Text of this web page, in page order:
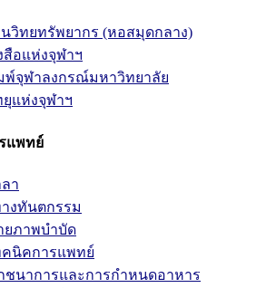
วิทยทรัพยากร (หอสมุดกลาง)
อแห่งจุฬาฯ
พ์จุฬาลงกรณ์มหาวิทยาลัย
แห่งจุฬาฯ
แพทย์
า
งทันตกรรม
ยภาพบำบัด
คนิคการแพทย์
ชนาการและการกำหนดอาหาร